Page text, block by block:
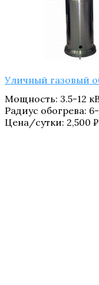
Уличный газовый
Мощность: 3.5-12
Радиус обогрева:
Цена/сутки: 2,500 ₽